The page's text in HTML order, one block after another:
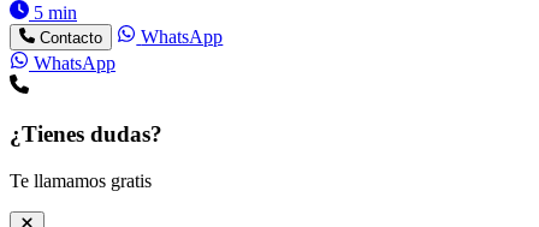
5 min
Contacto
WhatsApp
WhatsApp
¿Tienes dudas?
Te llamamos gratis